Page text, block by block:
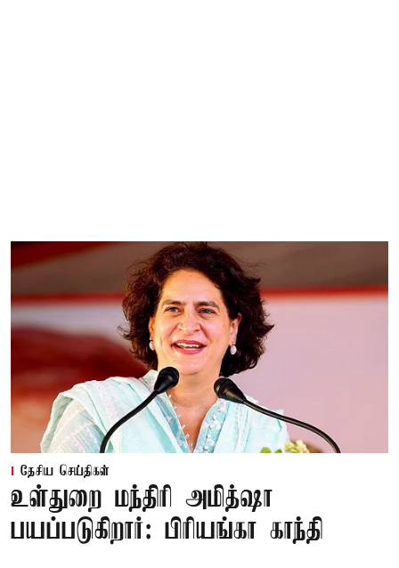
தேசிய செய்திகள்
உள்துறை மந்திரி அமித்ஷா
பயப்படுகிறார்: பிரியங்கா காந்தி